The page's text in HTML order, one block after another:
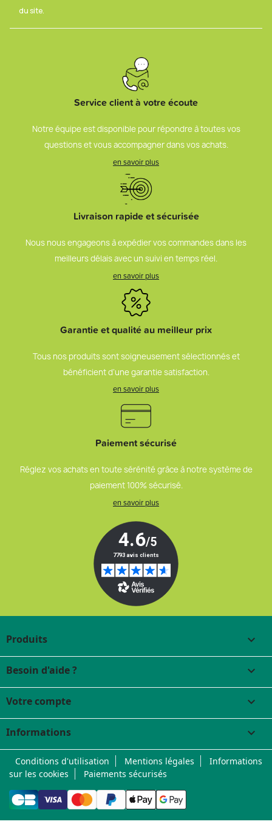
du site.
Service client à votre écoute
Notre équipe est disponible pour répondre à toutes vos
questions et vous accompagner dans vos achats.
en savoir plus
Livraison rapide et sécurisée
Nous nous engageons à expédier vos commandes dans les
meilleurs délais avec un suivi en temps réel.
en savoir plus
Garantie et qualité au meilleur prix
Tous nos produits sont soigneusement sélectionnés et
bénéficient d’une garantie satisfaction.
en savoir plus
Paiement sécurisé
Réglez vos achats en toute sérénité grâce à notre système de
paiement 100% sécurisé.
en savoir plus
Produits 
Besoin d'aide ? 
Votre compte 
Informations keyboard_arrow_down
Conditions d'utilisation Mentions légales
Informations
sur les cookies
Paiements sécurisés